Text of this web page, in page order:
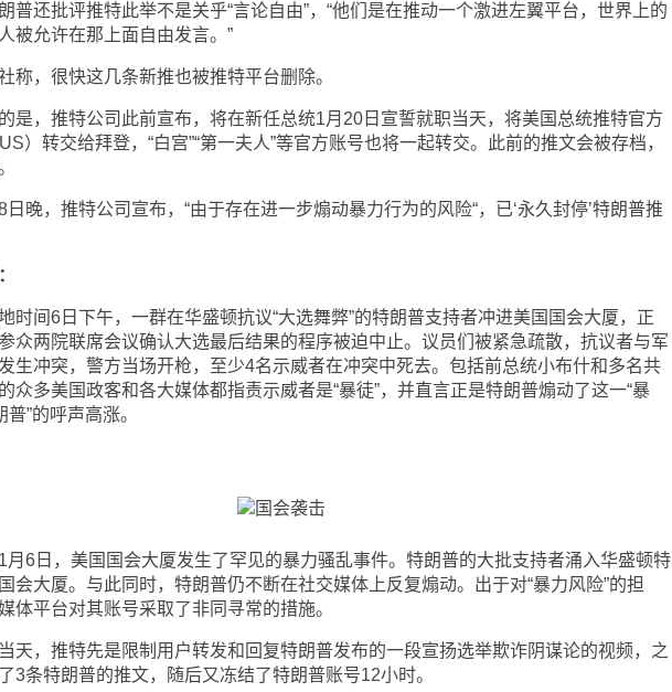
还批评推特此举不是关乎“言论自由”，“他们是在推动一个激进左翼平台，世界上的
被允许在那上面自由发言。”
，很快这几条新推也被推特平台删除。
，推特公司此前宣布，将在新任总统1月20日宣誓就职当天，将美国总统推特官方
）转交给拜登，“白宫”“第一夫人”等官方账号也将一起转交。此前的推文会被存档，
，推特公司宣布，“由于存在进一步煽动暴力行为的风险“，已‘永久封停’特朗普推
间6日下午，一群在华盛顿抗议“大选舞弊”的特朗普支持者冲进美国国会大厦，正
众两院联席会议确认大选最后结果的程序被迫中止。议员们被紧急疏散，抗议者与军
生冲突，警方当场开枪，至少4名示威者在冲突中死去。包括前总统小布什和多名共
众多美国政客和各大媒体都指责示威者是“暴徒”，并直言正是特朗普煽动了这一“暴
普”的呼声高涨。
日，美国国会大厦发生了罕见的暴力骚乱事件。特朗普的大批支持者涌入华盛顿特
会大厦。与此同时，特朗普仍不断在社交媒体上反复煽动。出于对“暴力风险”的担
体平台对其账号采取了非同寻常的措施。
，推特先是限制用户转发和回复特朗普发布的一段宣扬选举欺诈阴谋论的视频，之
3条特朗普的推文，随后又冻结了特朗普账号12小时。